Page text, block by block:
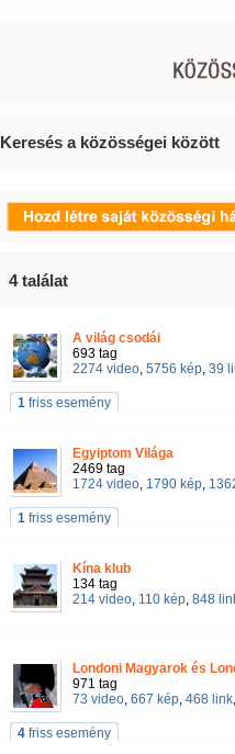
Keresés a közösségei között
4találat
A világ csodái
693 tag
2274 video, 5756 kép, 39
1 friss esemény
Egyiptom Világa
2469 tag
1724 video, 1790 kép,
1 friss esemény
Kína klub
134 tag
214 video, 110 kép, 848
Londoni Magyarok és
971 tag
73 video, 667 kép, 468 link
4 friss esemény